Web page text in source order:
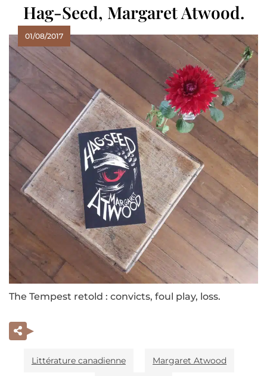
Hag-Seed, Margaret Atwood.
01/08/2017
The Tempest retold : convicts, foul play, loss.
Littérature canadienne Margaret Atwood